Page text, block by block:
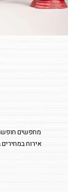
מחפשים
אירוח